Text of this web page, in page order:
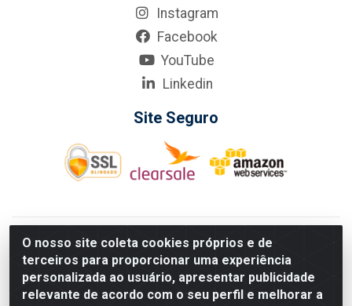
O nosso site coleta cookies próprios e de
terceiros para proporcionar uma experiência
personalizada ao usuário, apresentar publicidade
relevante de acordo com o seu perfil e melhorar a
Instagram
Facebook
YouTube
Linkedin
Site Seguro
KarneKeijo Logistica Integrada LTDA - Rod. Br-101 Sul, nº3700
- Barro, Recife/PE, 50900-400 CNPJ: 24.150.377/0001-95
Estados atendidos pela KarneKeijo: PE, PB e RN.